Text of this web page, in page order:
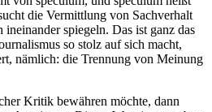
die Vermittlung von Sachverhalt
spiegeln. Das ist ganz das
so stolz auf sich macht,
nämlich: die Trennung von Meinung
Kritik bewähren möchte, dann